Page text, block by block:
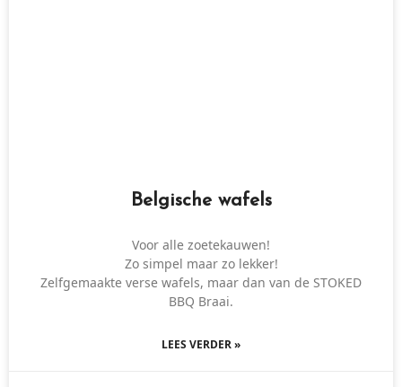
Belgische wafels
Voor alle zoetekauwen!
Zo simpel maar zo lekker!
Zelfgemaakte verse wafels, maar dan van de STOKED
BBQ Braai.
LEES VERDER »